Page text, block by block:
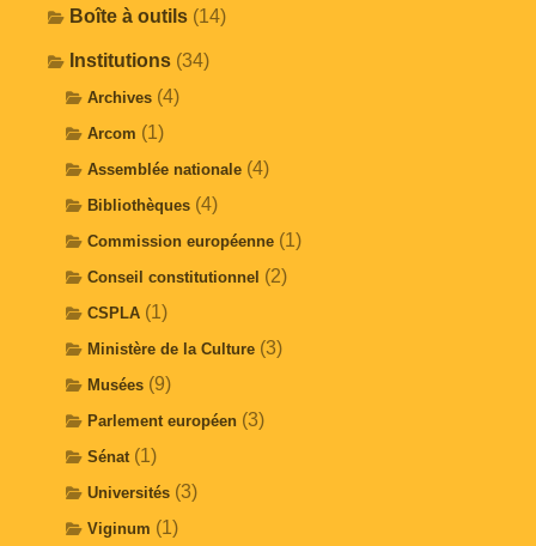
Boîte à outils (14)
Institutions (34)
Archives (4)
Arcom (1)
Assemblée nationale (4)
Bibliothèques (4)
Commission européenne (1)
Conseil constitutionnel (2)
CSPLA (1)
Ministère de la Culture (3)
Musées (9)
Parlement européen (3)
Sénat (1)
Universités (3)
Viginum (1)